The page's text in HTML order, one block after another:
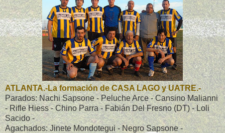
ATLANTA.-La formación de CASA LAGO y UATRE.-
Parados: Nachi Sapsone - Peluche Arce - Cansino Malianni
- Rifle Hiess - Chino Parra - Fabián Del Fresno (DT) - Loli
Sacido -
Agachados: Jinete Mondotegui - Negro Sapsone -